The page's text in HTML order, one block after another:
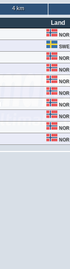
4 km
Land
NOR
SWE
NOR
NOR
NOR
NOR
NOR
NOR
NOR
NOR